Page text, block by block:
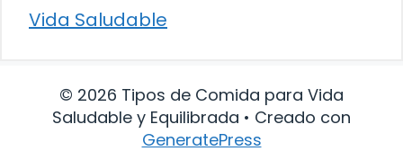
Vida Saludable
© 2026 Tipos de Comida para Vida
Saludable y Equilibrada • Creado con
GeneratePress